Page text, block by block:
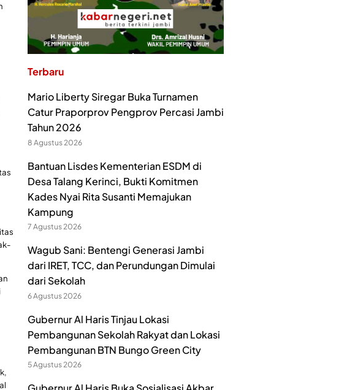
Terbaru
Mario Liberty Siregar Buka Turnamen
Catur Praporprov Pengprov Percasi Jambi
Tahun 2026
8 Agustus 2026
Bantuan Lisdes Kementerian ESDM di
Desa Talang Kerinci, Bukti Komitmen
Kades Nyai Rita Susanti Memajukan
Kampung
7 Agustus 2026
Wagub Sani: Bentengi Generasi Jambi
dari IRET, TCC, dan Perundungan Dimulai
dari Sekolah
6 Agustus 2026
Gubernur Al Haris Tinjau Lokasi
Pembangunan Sekolah Rakyat dan Lokasi
Pembangunan BTN Bungo Green City
5 Agustus 2026